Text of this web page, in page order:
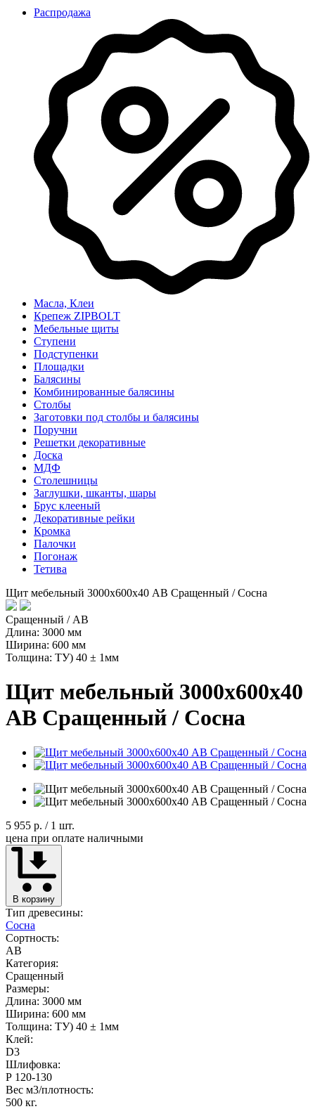
Распродажа
Масла, Клеи
Крепеж ZIPBOLT
Мебельные щиты
Ступени
Подступенки
Площадки
Балясины
Комбинированные балясины
Столбы
Заготовки под столбы и балясины
Поручни
Решетки декоративные
Доска
МДФ
Столешницы
Заглушки, шканты, шары
Брус клееный
Декоративные рейки
Кромка
Палочки
Погонаж
Тетива
Щит мебельный 3000х600х40 АВ Сращенный / Сосна
Сращенный / AB
Длина: 3000 мм
Ширина: 600 мм
Толщина: ТУ) 40 ± 1мм
Щит мебельный 3000х600х40
АВ Сращенный / Сосна
5 955 р. / 1 шт.
цена при оплате наличными
В корзину
Тип древесины:
Сосна
Сортность:
AB
Категория:
Сращенный
Размеры:
Длина: 3000 мм
Ширина: 600 мм
Толщина: ТУ) 40 ± 1мм
Клей:
D3
Шлифовка:
Р 120-130
Вес м3/плотность:
500 кг.